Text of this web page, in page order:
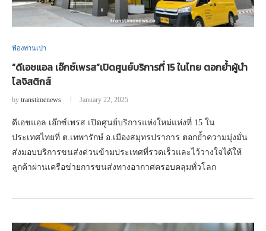
ฟ้องท่านเปา
“ดีเอชแอล เอ๊กซ์เพรส”เปิดศูนย์บริการที่ 15 ในไทย ตอกย้ำผู้นำ
โลจิสติกส์
by transtimenews January 22, 2025
ดีเอชแอล เอ๊กซ์เพรส เปิดศูนย์บริการแห่งใหม่แห่งที่ 15 ใน
ประเทศไทยที่ ต.เทพารักษ์ อ.เมืองสมุทรปราการ ตอกย้ำความมุ่งมั่น
ส่งมอบบริการขนส่งด่วนข้ามประเทศที่รวดเร็วและไว้วางใจได้ให้
ลูกค้าผ่านเครือข่ายการขนส่งทางอากาศครอบคลุมทั่วโลก